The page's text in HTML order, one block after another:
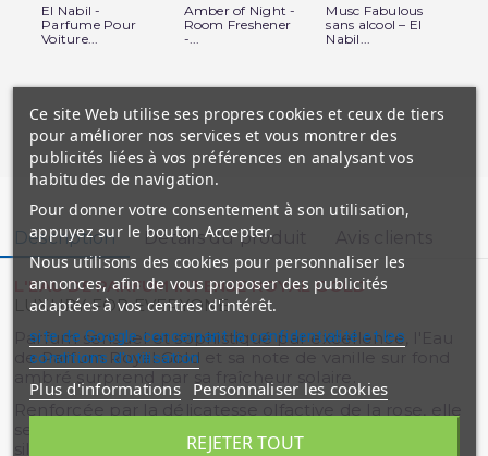
El Nabil -
Parfume Pour
Voiture...
Amber of Night -
Room Freshener
-...
Musc Fabulous
sans alcool – El
Nabil...
Description Détails du produit
L'EAU DE PARFUM INTENSE ROYAL GOLD
LUXURY FOR EVERYONE
Parfum sensuel et sophistiqué par excellence, l'Eau
de Parfum Royal Gold et sa note de vanille sur fond
Ce site Web utilise ses propres cookies et ceux de tiers
pour améliorer nos services et vous montrer des
publicités liées à vos préférences en analysant vos
habitudes de navigation.
Pour donner votre consentement à son utilisation,
appuyez sur le bouton Accepter.
Nous utilisons des cookies pour personnaliser les
annonces, afin de vous proposer des publicités
adaptées à vos centres d'intérêt.
site de Google concernant la confidentialité et les
conditions d'utilisation
Plus d'informations Personnaliser les cookies
REJETER TOUT